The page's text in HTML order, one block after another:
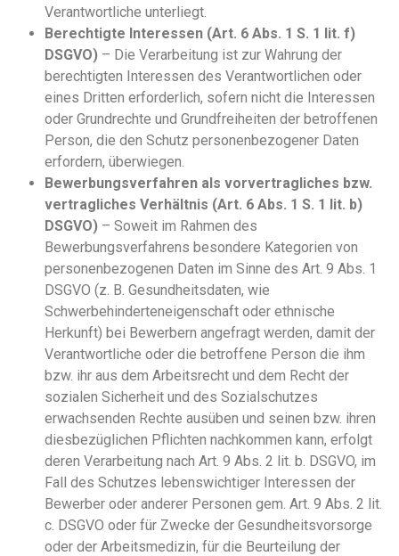
Verantwortliche unterliegt.
Berechtigte Interessen (Art. 6 Abs. 1 S. 1 lit. f)
DSGVO) – Die Verarbeitung ist zur Wahrung der
berechtigten Interessen des Verantwortlichen oder
eines Dritten erforderlich, sofern nicht die Interessen
oder Grundrechte und Grundfreiheiten der betroffenen
Person, die den Schutz personenbezogener Daten
erfordern, überwiegen.
Bewerbungsverfahren als vorvertragliches bzw.
vertragliches Verhältnis (Art. 6 Abs. 1 S. 1 lit. b)
DSGVO) – Soweit im Rahmen des
Bewerbungsverfahrens besondere Kategorien von
personenbezogenen Daten im Sinne des Art. 9 Abs. 1
DSGVO (z. B. Gesundheitsdaten, wie
Schwerbehinderteneigenschaft oder ethnische
Herkunft) bei Bewerbern angefragt werden, damit der
Verantwortliche oder die betroffene Person die ihm
bzw. ihr aus dem Arbeitsrecht und dem Recht der
sozialen Sicherheit und des Sozialschutzes
erwachsenden Rechte ausüben und seinen bzw. ihren
diesbezüglichen Pflichten nachkommen kann, erfolgt
deren Verarbeitung nach Art. 9 Abs. 2 lit. b. DSGVO, im
Fall des Schutzes lebenswichtiger Interessen der
Bewerber oder anderer Personen gem. Art. 9 Abs. 2 lit.
c. DSGVO oder für Zwecke der Gesundheitsvorsorge
oder der Arbeitsmedizin, für die Beurteilung der